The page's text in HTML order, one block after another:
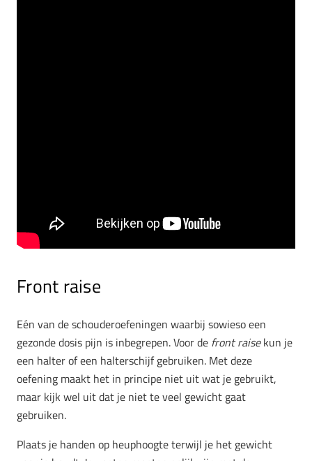
Front raise
Eén van de schouderoefeningen waarbij sowieso een
gezonde dosis pijn is inbegrepen. Voor de front raisekun je
een halter of een halterschijf gebruiken. Met deze
oefening maakt het in principe niet uit wat je gebruikt,
maar kijk wel uit dat je niet te veel gewicht gaat
gebruiken.
Plaats je handen op heuphoogte terwijl je het gewicht